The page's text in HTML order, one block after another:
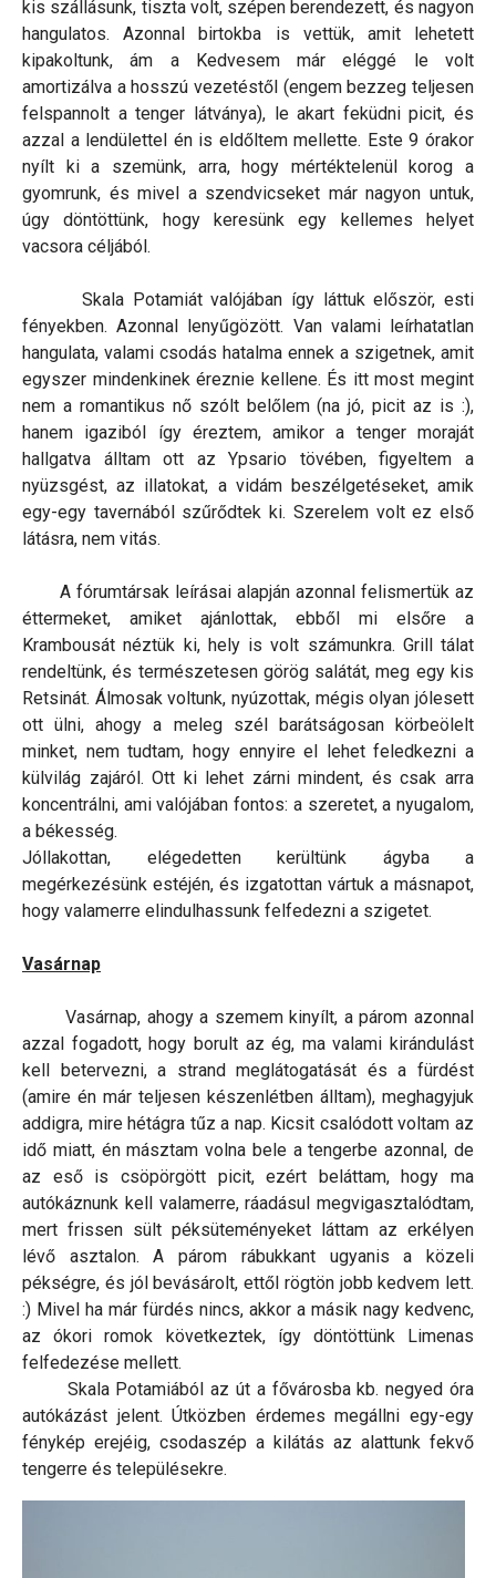
kis szállásunk, tiszta volt, szépen berendezett, és nagyon
hangulatos. Azonnal birtokba is vettük, amit lehetett
kipakoltunk, ám a Kedvesem már eléggé le volt
amortizálva a hosszú vezetéstől (engem bezzeg teljesen
felspannolt a tenger látványa), le akart feküdni picit, és
azzal a lendülettel én is eldőltem mellette. Este 9 órakor
nyílt ki a szemünk, arra, hogy mértéktelenül korog a
gyomrunk, és mivel a szendvicseket már nagyon untuk,
úgy döntöttünk, hogy keresünk egy kellemes helyet
vacsora céljából.
Skala Potamiát valójában így láttuk először, esti
fényekben. Azonnal lenyűgözött. Van valami leírhatatlan
hangulata, valami csodás hatalma ennek a szigetnek, amit
egyszer mindenkinek éreznie kellene. És itt most megint
nem a romantikus nő szólt belőlem (na jó, picit az is :),
hanem igaziból így éreztem, amikor a tenger moraját
hallgatva álltam ott az Ypsario tövében, figyeltem a
nyüzsgést, az illatokat, a vidám beszélgetéseket, amik
egy-egy tavernából szűrődtek ki. Szerelem volt ez első
látásra, nem vitás.
A fórumtársak leírásai alapján azonnal felismertük az
éttermeket, amiket ajánlottak, ebből mi elsőre a
Krambousát néztük ki, hely is volt számunkra. Grill tálat
rendeltünk, és természetesen görög salátát, meg egy kis
Retsinát. Álmosak voltunk, nyúzottak, mégis olyan jólesett
ott ülni, ahogy a meleg szél barátságosan körbeölelt
minket, nem tudtam, hogy ennyire el lehet feledkezni a
külvilág zajáról. Ott ki lehet zárni mindent, és csak arra
koncentrálni, ami valójában fontos: a szeretet, a nyugalom,
a békesség.
Jóllakottan, elégedetten kerültünk ágyba a
megérkezésünk estéjén, és izgatottan vártuk a másnapot,
hogy valamerre elindulhassunk felfedezni a szigetet.
Vasárnap
Vasárnap, ahogy a szemem kinyílt, a párom azonnal
azzal fogadott, hogy borult az ég, ma valami kirándulást
kell betervezni, a strand meglátogatását és a fürdést
(amire én már teljesen készenlétben álltam), meghagyjuk
addigra, mire hétágra tűz a nap. Kicsit csalódott voltam az
idő miatt, én másztam volna bele a tengerbe azonnal, de
az eső is csöpörgött picit, ezért beláttam, hogy ma
autókáznunk kell valamerre, ráadásul megvigasztalódtam,
mert frissen sült péksüteményeket láttam az erkélyen
lévő asztalon. A párom rábukkant ugyanis a közeli
pékségre, és jól bevásárolt, ettől rögtön jobb kedvem lett.
:) Mivel ha már fürdés nincs, akkor a másik nagy kedvenc,
az ókori romok következtek, így döntöttünk Limenas
felfedezése mellett.
Skala Potamiából az út a fővárosba kb. negyed óra
autókázást jelent. Útközben érdemes megállni egy-egy
fénykép erejéig, csodaszép a kilátás az alattunk fekvő
tengerre és településekre.